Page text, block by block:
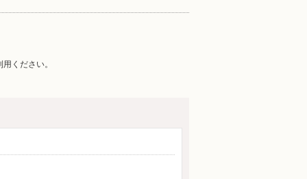
ください。